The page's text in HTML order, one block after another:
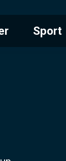
Sport